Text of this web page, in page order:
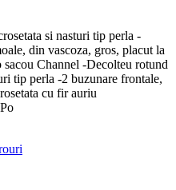
si nasturi tip perla -
din vascoza, gros, placut la
Channel -Decolteu rotund
tip perla -2 buzunare frontale,
cu fir auriu